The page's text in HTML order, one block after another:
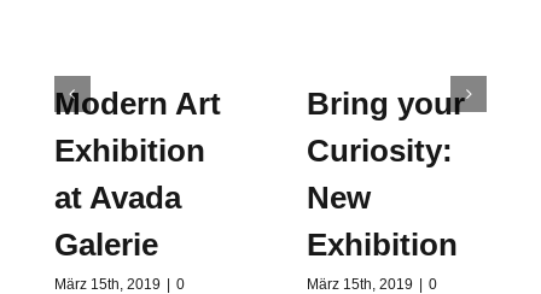
Modern Art
Exhibition
at Avada
Galerie
März 15th, 2019 | 0
Bring your
Curiosity:
New
Exhibition
März 15th, 2019 | 0